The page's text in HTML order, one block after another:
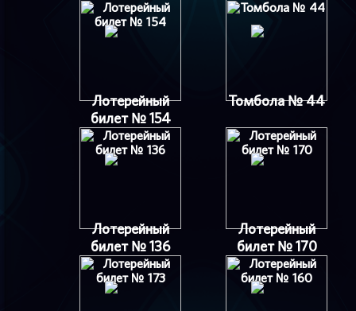
Лотерейный
билет № 154
Томбола № 44
Лотерейный
билет № 136
Лотерейный
билет № 170